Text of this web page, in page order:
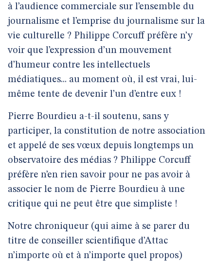
à l’audience commerciale sur l’ensemble du
journalisme et l’emprise du journalisme sur la
vie culturelle ? Philippe Corcuff préfère n’y
voir que l’expression d’un mouvement
d’humeur contre les intellectuels
médiatiques... au moment où, il est vrai, lui-
même tente de devenir l’un d’entre eux !
Pierre Bourdieu a-t-il soutenu, sans y
participer, la constitution de notre association
et appelé de ses vœux depuis longtemps un
observatoire des médias ? Philippe Corcuff
préfère n’en rien savoir pour ne pas avoir à
associer le nom de Pierre Bourdieu à une
critique qui ne peut être que simpliste !
Notre chroniqueur (qui aime à se parer du
titre de conseiller scientifique d’Attac
n’importe où et à n’importe quel propos)